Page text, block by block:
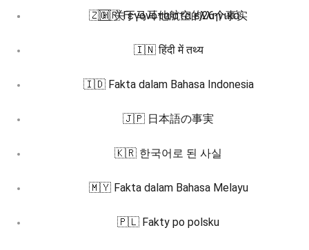
🇿🇭 关于马耳他航空的26个事实
🇬🇷 Γεγονότα στα ελληνικά
🇮🇳 हिंदी में तथ्य
🇮🇩 Fakta dalam Bahasa Indonesia
🇯🇵 日本語の事実
🇰🇷 한국어로 된 사실
🇲🇾 Fakta dalam Bahasa Melayu
🇵🇱 Fakty po polsku